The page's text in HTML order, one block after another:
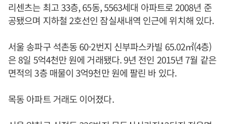
리센츠는 최고 33층, 65동, 5563세대 아파트로 2008년 준
공됐으며 지하철 2호선인 잠실새내역 인근에 위치해 있다.
서울 송파구 석촌동 60-2번지 신부파스카빌 65.02㎡(4층)
은 8일 5억4천만 원에 거래됐다. 9년 전인 2015년 7월 같은
면적의 3층 매물이 3억9천만 원에 팔린 바 있다.
목동 아파트 거래도 이어졌다.